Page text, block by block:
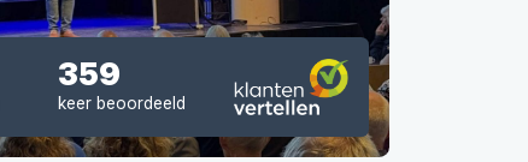
359
keer beoordeeld